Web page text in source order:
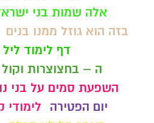
אלה שמות בני
בזה הוא גוזל ממנו בנים
דף לימוד
ה – בחצוצרות
השפעת סמים על בני
יום הפטירה